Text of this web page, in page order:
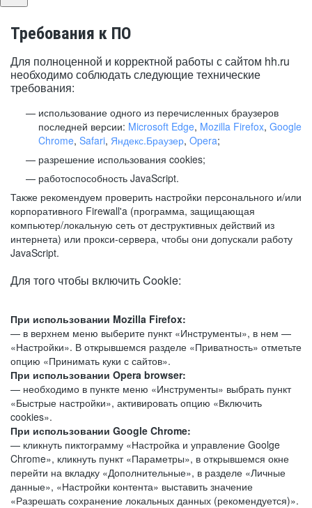
Требования к ПО
Для полноценной и корректной работы с сайтом hh.ru
необходимо соблюдать следующие технические
требования:
использование одного из перечисленных браузеров
последней версии: Microsoft Edge, Mozilla Firefox, Google
Chrome, Safari, Яндекс.Браузер, Opera;
разрешение использования cookies;
работоспособность JavaScript.
Также рекомендуем проверить настройки персонального и/или
корпоративного Firewall'a (программа, защищающая
компьютер/локальную сеть от деструктивных действий из
интернета) или прокси-сервера, чтобы они допускали работу
JavaScript.
Для того чтобы включить Cookie:
При использовании Mozilla Firefox:
— в верхнем меню выберите пункт «Инструменты», в нем —
«Настройки». В открывшемся разделе «Приватность» отметьте
опцию «Принимать куки с сайтов».
При использовании Opera browser:
— необходимо в пункте меню «Инструменты» выбрать пункт
«Быстрые настройки», активировать опцию «Включить
cookies».
При использовании Google Chrome:
— кликнуть пиктограмму «Настройка и управление Goolge
Chrome», кликнуть пункт «Параметры», в открывшемся окне
перейти на вкладку «Дополнительные», в разделе «Личные
данные», «Настройки контента» выставить значение
«Разрешать сохранение локальных данных (рекомендуется)».